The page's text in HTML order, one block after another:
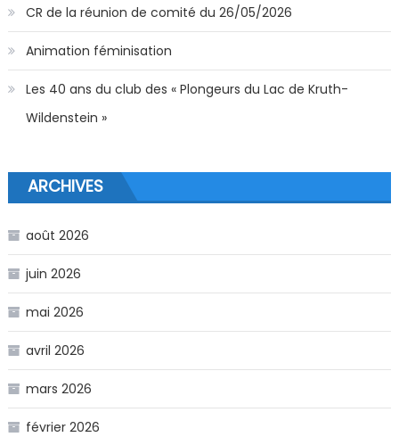
CR de la réunion de comité du 26/05/2026
Animation féminisation
Les 40 ans du club des « Plongeurs du Lac de Kruth-
Wildenstein »
ARCHIVES
août 2026
juin 2026
mai 2026
avril 2026
mars 2026
février 2026